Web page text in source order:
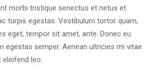
morbi tristique senectus et netus et
turpis egestas. Vestibulum tortor quam,
eget, tempor sit amet, ante. Donec eu
egestas semper. Aenean ultricies mi vitae
eleifend leo.